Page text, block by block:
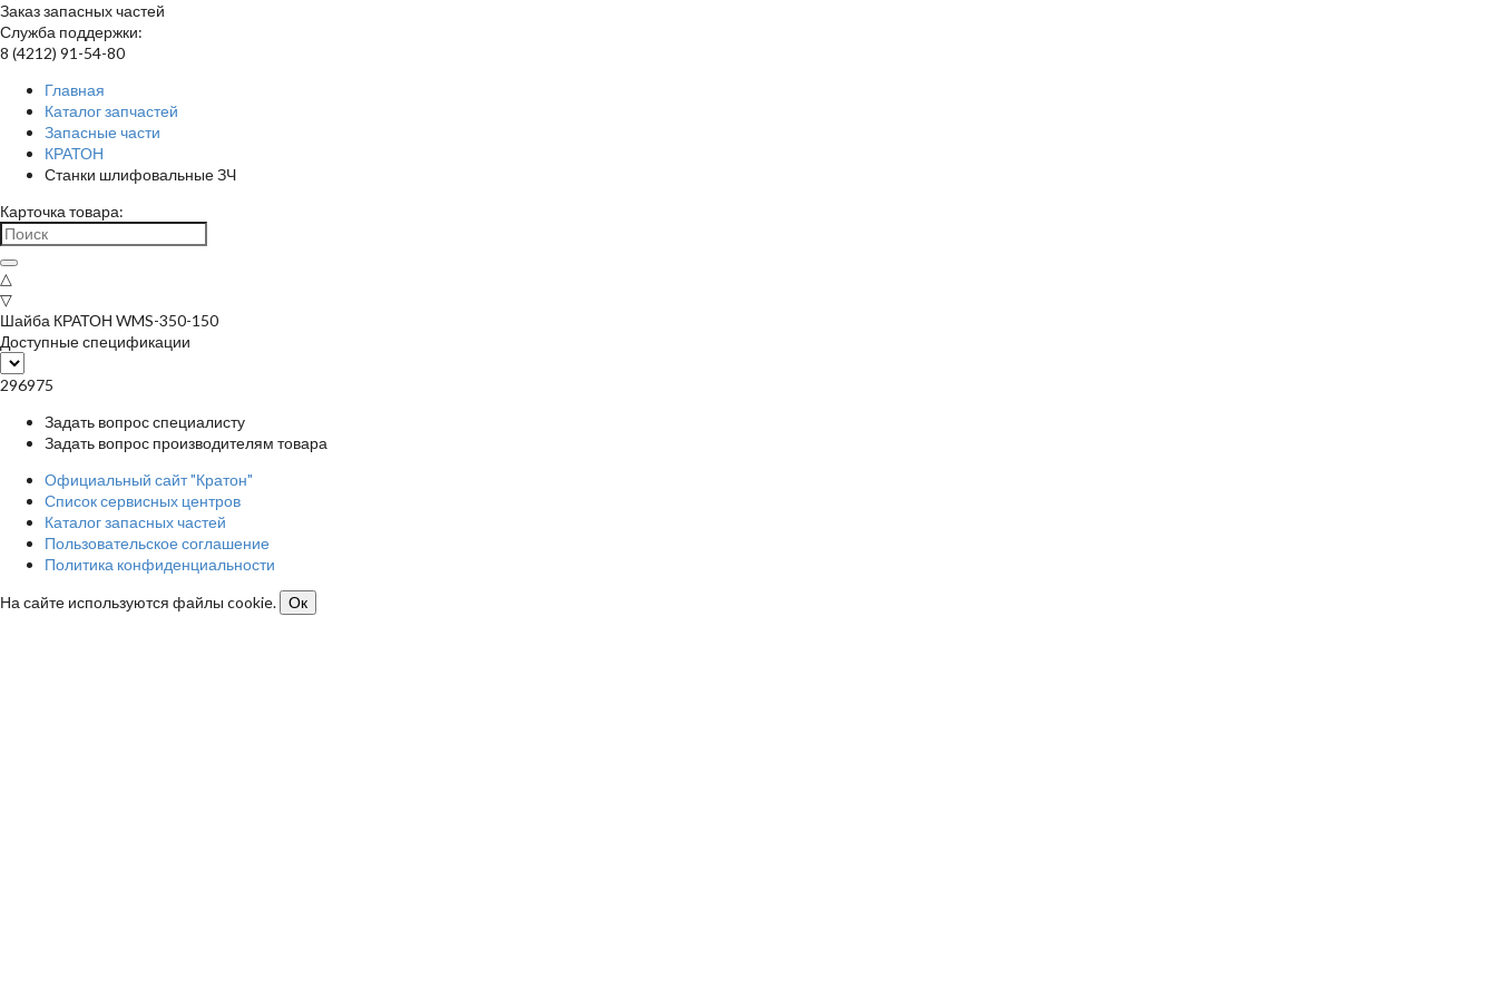
Заказ запасных частей
Служба поддержки:
8 (4212) 91-54-80
Главная
Каталог запчастей
Запасные части
КРАТОН
Станки шлифовальные ЗЧ
Карточка товара:
△
▽
Шайба КРАТОН WMS-350-150
Доступные спецификации
296975
Задать вопрос специалисту
Задать вопрос производителям товара
Официальный сайт "Кратон"
Список сервисных центров
Каталог запасных частей
Пользовательское соглашение
Политика конфиденциальности
На сайте используются файлы cookie.
Ок